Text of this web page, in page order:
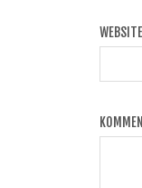
WEBSITE